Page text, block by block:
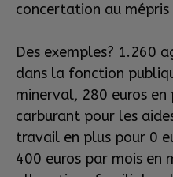
concertation au
Des exemples? 1.260
dans la fonction
minerval, 280 euros
carburant pour les
travail en plus pour 0
400 euros par mois en